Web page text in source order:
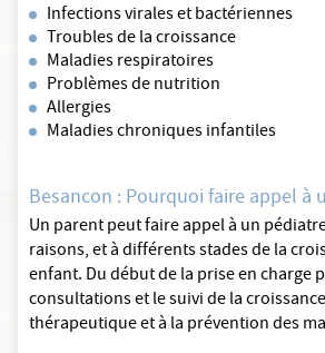
Infections virales et bactériennes
Troubles de la croissance
Maladies respiratoires
Problèmes de nutrition
Allergies
Maladies chroniques infantiles
Besancon : Pourquoi faire appel à
Un parent peut faire appel à un
raisons, et à différents stades de la
enfant. Du début de la prise en charge
consultations et le suivi de la
thérapeutique et à la prévention des